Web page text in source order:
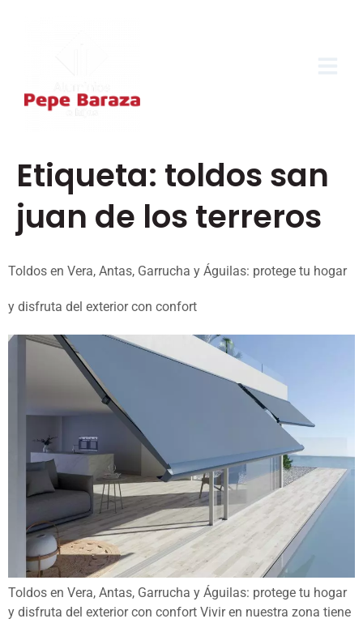
Etiqueta: toldos san
juan de los terreros
Toldos en Vera, Antas, Garrucha y Águilas: protege tu hogar
y disfruta del exterior con confort
Toldos en Vera, Antas, Garrucha y Águilas: protege tu hogar
y disfruta del exterior con confort Vivir en nuestra zona tiene